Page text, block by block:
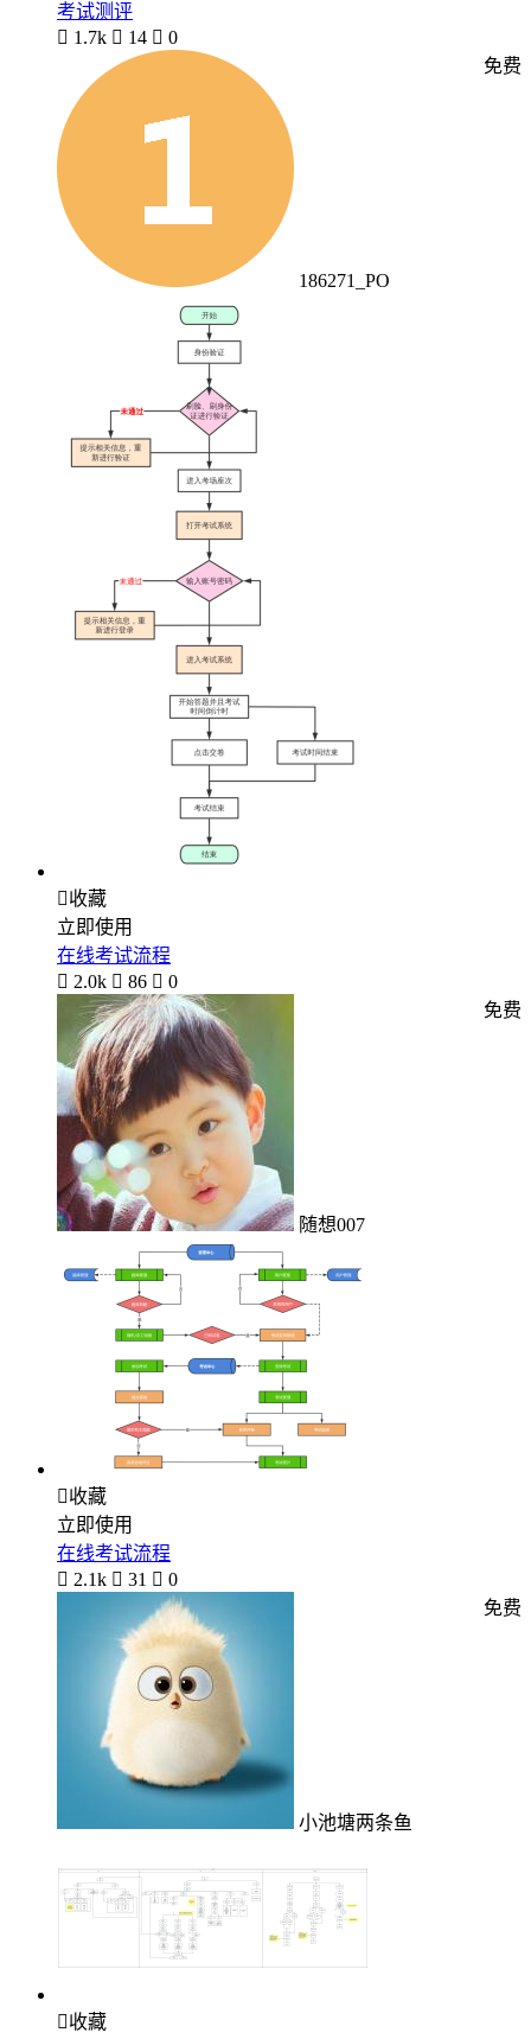
考试测评
 1.7k  14  0
186271_PO
免费
收藏
立即使用
在线考试流程
 2.0k  86  0
随想007
免费
收藏
立即使用
在线考试流程
 2.1k  31  0
小池塘两条鱼
免费
收藏